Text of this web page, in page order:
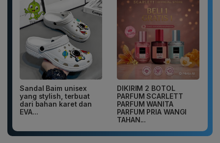
Sandal Baim unisex
yang stylish, terbuat
dari bahan karet dan
EVA...
DIKIRIM 2 BOTOL
PARFUM SCARLETT
PARFUM WANITA
PARFUM PRIA WANGI
TAHAN...